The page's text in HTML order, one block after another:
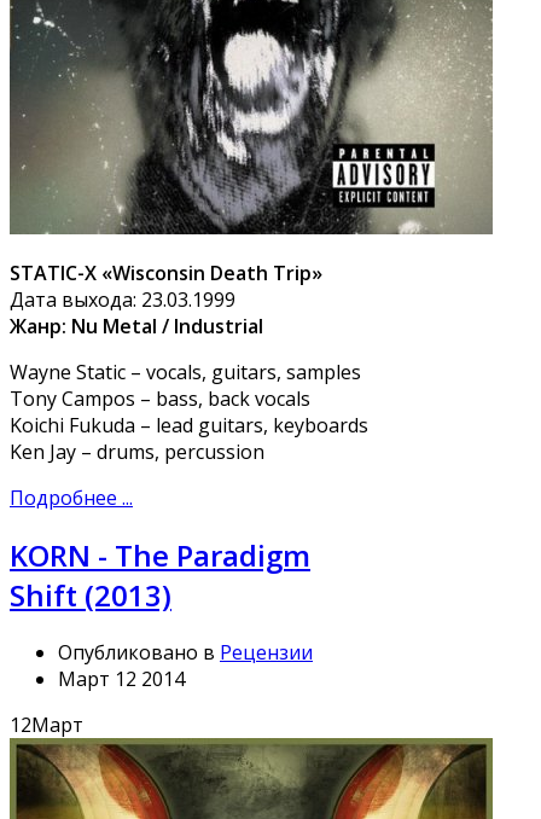
STATIC-X «Wisconsin Death Trip»
Дата выхода: 23.03.1999
Жанр: Nu Metal / Industrial
Wayne Static – vocals, guitars, samples
Tony Campos – bass, back vocals
Koichi Fukuda – lead guitars, keyboards
Ken Jay – drums, percussion
Подробнее ...
KORN - The Paradigm
Shift (2013)
Опубликовано в Рецензии
Март 12 2014
12Март